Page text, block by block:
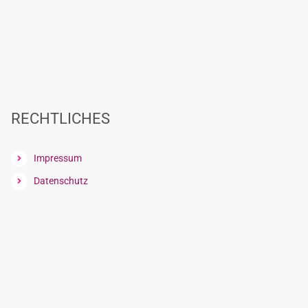
RECHTLICHES
Impressum
Datenschutz